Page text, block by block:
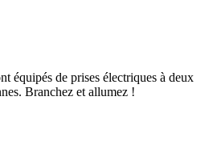
équipés de prises électriques à deux
Branchez et allumez !